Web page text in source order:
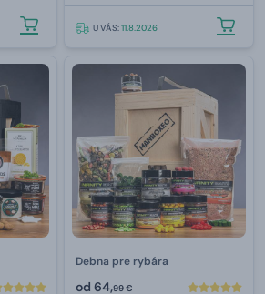
U VÁS:11.8.2026
Debna pre rybára
od 64,99 €